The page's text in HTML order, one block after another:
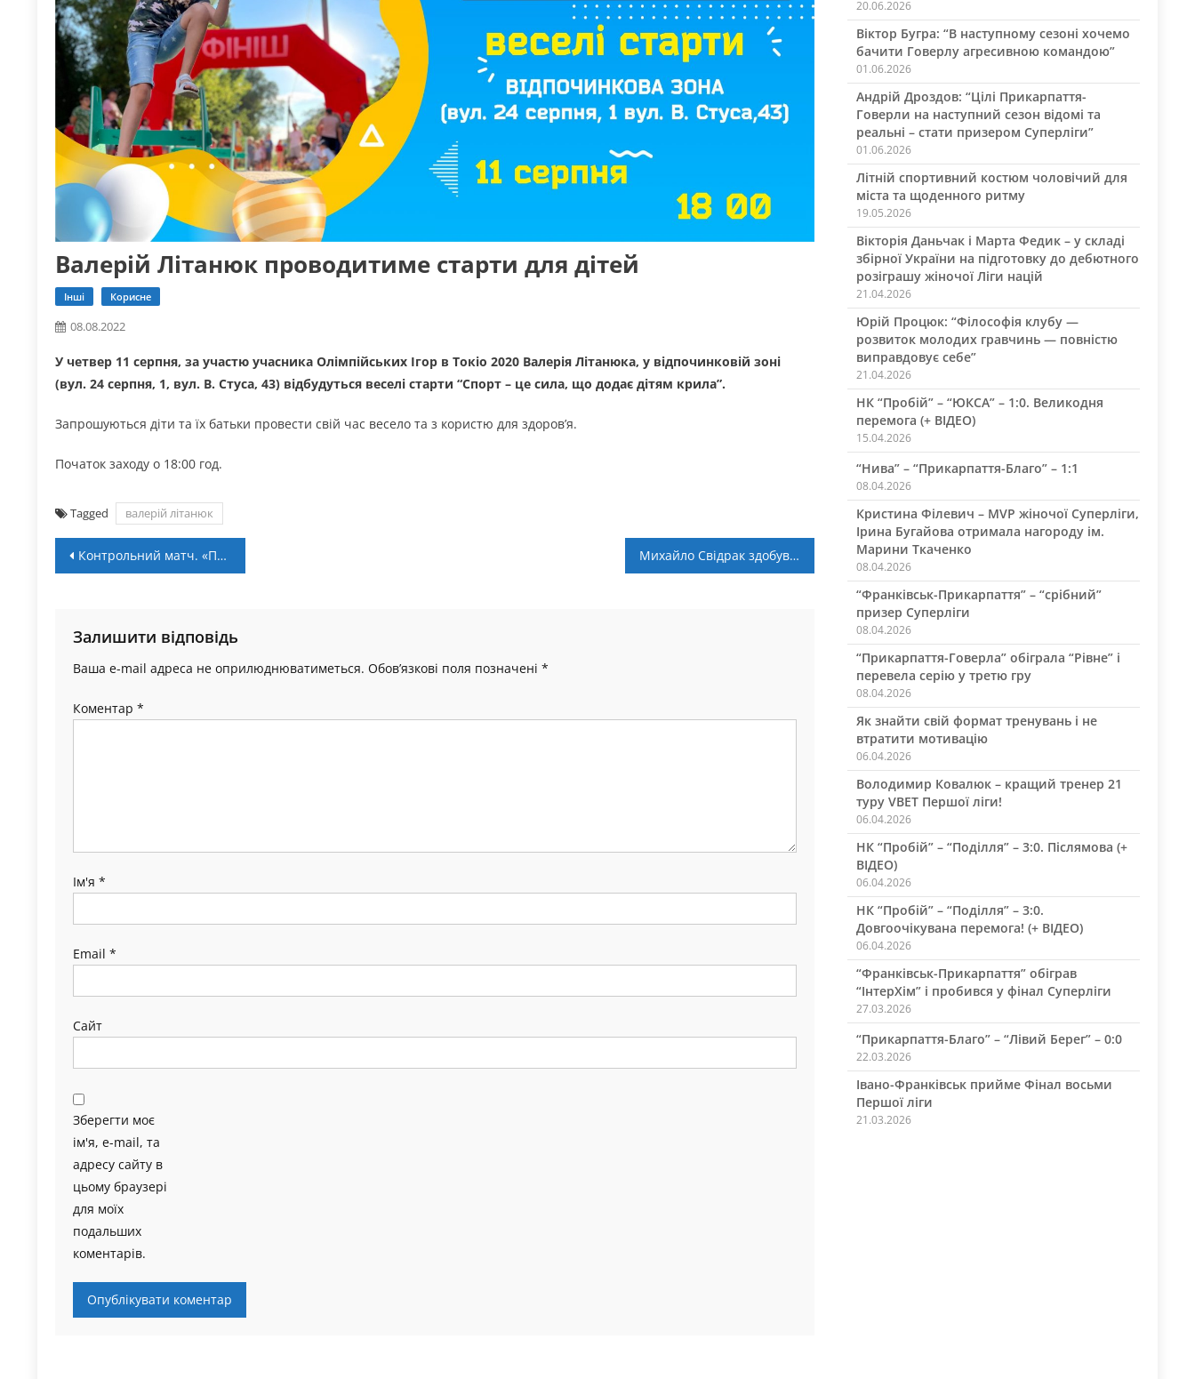
Валерій Літанюк проводитиме старти для дітей
Інші Корисне
08.08.2022
У четвер 11 серпня, за участю учасника Олімпійських Ігор в Токіо 2020 Валерія Літанюка, у відпочинковій зоні
(вул. 24 серпня, 1, вул. В. Стуса, 43) відбудуться веселі старти “Спорт – це сила, що додає дітям крила”.
Запрошуються діти та їх батьки провести свій час весело та з користю для здоров’я.
Початок заходу о 18:00 год.
Tagged валерій літанюк
Навігація
Контрольний матч. «Прикарпаття ЗСУ» – «Буковина» – 1:1 Михайло Свідрак здобув бронзу на Кубку Європи
Залишити відповідь
Ваша e-mail адреса не оприлюднюватиметься. Обов’язкові поля позначені *
Коментар *
Ім'я *
Email *
Сайт
Зберегти моє
ім'я, e-mail, та
адресу сайту в
цьому браузері
для моїх
подальших
коментарів.
20.06.2026
Віктор Бугра: “В наступному сезоні хочемо
бачити Говерлу агресивною командою”
01.06.2026
Андрій Дроздов: “Цілі Прикарпаття-
Говерли на наступний сезон відомі та
реальні – стати призером Суперліги”
01.06.2026
Літній спортивний костюм чоловічий для
міста та щоденного ритму
19.05.2026
Вікторія Даньчак і Марта Федик – у складі
збірної України на підготовку до дебютного
розіграшу жіночої Ліги націй
21.04.2026
Юрій Процюк: “Філософія клубу —
розвиток молодих гравчинь — повністю
виправдовує себе”
21.04.2026
НК “Пробій” – “ЮКСА” – 1:0. Великодня
перемога (+ ВІДЕО)
15.04.2026
“Нива” – “Прикарпаття-Благо” – 1:1
08.04.2026
Кристина Філевич – MVP жіночої Суперліги,
Ірина Бугайова отримала нагороду ім.
Марини Ткаченко
08.04.2026
“Франківськ-Прикарпаття” – “срібний”
призер Суперліги
08.04.2026
“Прикарпаття-Говерла” обіграла “Рівне” і
перевела серію у третю гру
08.04.2026
Як знайти свій формат тренувань і не
втратити мотивацію
06.04.2026
Володимир Ковалюк – кращий тренер 21
туру VBET Першої ліги!
06.04.2026
НК “Пробій” – “Поділля” – 3:0. Післямова (+
ВІДЕО)
06.04.2026
НК “Пробій” – “Поділля” – 3:0.
Довгоочікувана перемога! (+ ВІДЕО)
06.04.2026
“Франківськ-Прикарпаття” обіграв
“ІнтерХім” і пробився у фінал Суперліги
27.03.2026
“Прикарпаття-Благо” – “Лівий Берег” – 0:0
22.03.2026
Івано-Франківськ прийме Фінал восьми
Першої ліги
21.03.2026